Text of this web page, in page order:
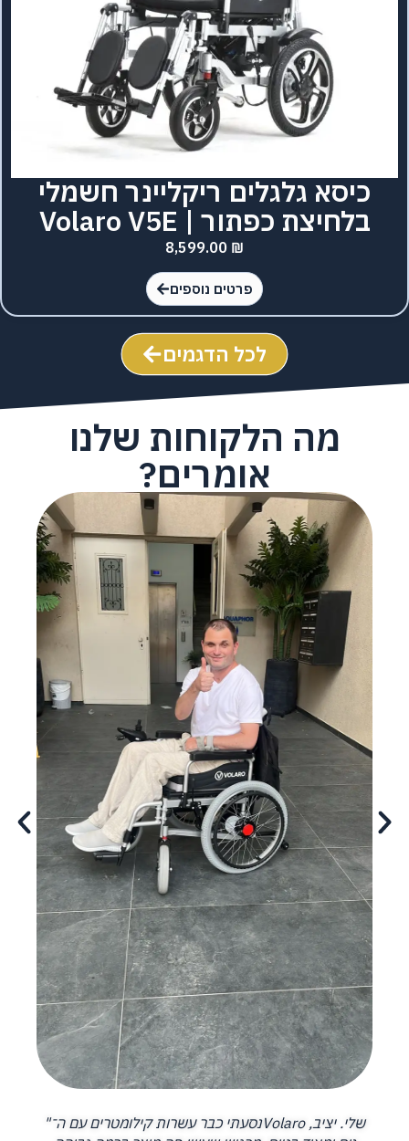
כיסא גלגלים ריקליינר חשמלי
בלחיצת כפתור | Volaro V5E
8,599.00
פרטים נוספים
לכל הדגמים
מה הלקוחות שלנו
אומרים?
"נסעתי כבר עשרות קילומטרים עם ה־Volaro שלי. יציב,